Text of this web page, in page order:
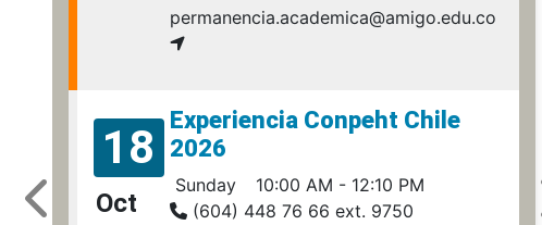
permanencia.academica@amigo.edu.co
18
Oct
Experiencia Conpeht Chile
2026
Sunday
10:00 AM - 12:10 PM
(604) 448 76 66 ext. 9750